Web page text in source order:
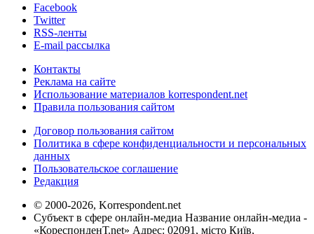
Facebook
Twitter
RSS-ленты
E-mail рассылка
Контакты
Реклама на сайте
Использование материалов korrespondent.net
Правила пользования сайтом
Договор пользования сайтом
Политика в сфере конфиденциальности и персональных
данных
Пользовательское соглашение
Редакция
© 2000-2026, Korrespondent.net
Субъект в сфере онлайн-медиа Название онлайн-медиа -
«КореспонденТ.net» Адрес: 02091, місто Київ,